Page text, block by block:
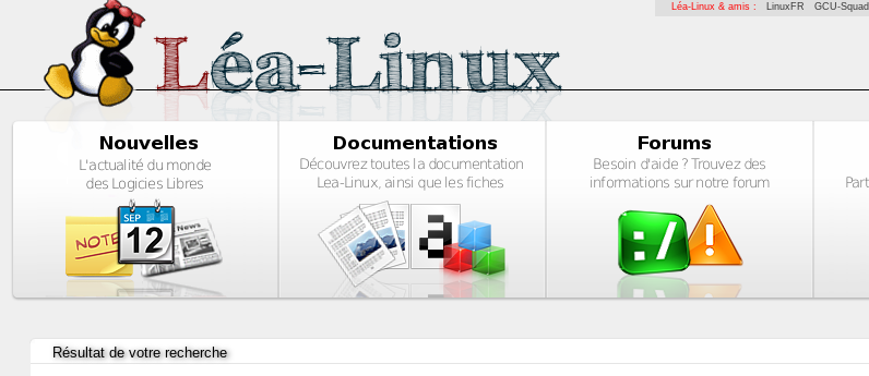
Léa-Linux & amis : LinuxFR GCU-Squad
Résultat de votre recherche